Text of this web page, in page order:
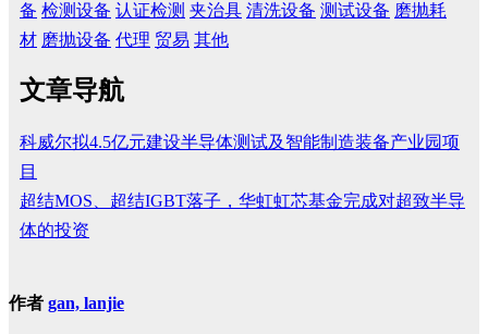
备 检测设备 认证检测 夹治具 清洗设备 测试设备 磨抛耗
材 磨抛设备 代理 贸易 其他
文章导航
科威尔拟4.5亿元建设半导体测试及智能制造装备产业园项
目
超结MOS、超结IGBT落子，华虹虹芯基金完成对超致半导
体的投资
作者 gan, lanjie